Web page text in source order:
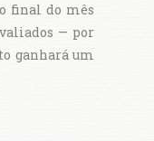
final do mês
— por
ganhará um